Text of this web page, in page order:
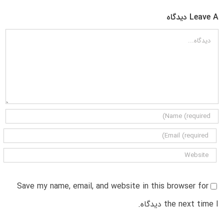
Leave A دیدگاه
دیدگاه
Save my name, email, and website in this browser for
the next time I دیدگاه.